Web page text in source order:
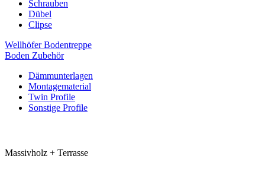
Schrauben
Dübel
Clipse
Wellhöfer Bodentreppe
Boden Zubehör
Dämmunterlagen
Montagematerial
Twin Profile
Sonstige Profile
Massivholz + Terrasse